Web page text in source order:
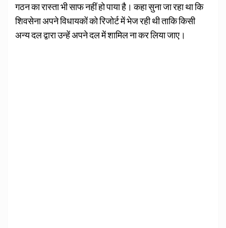
गठन का रास्ता भी साफ नहीं हो पाया है। कहा सुना जा रहा था कि
शिवसेना अपने विधायकों को रिजोर्ट में भेज रही थी ताकि किसी
अन्य दल द्वारा उन्हें अपने दल में शामिल ना कर लिया जाए।